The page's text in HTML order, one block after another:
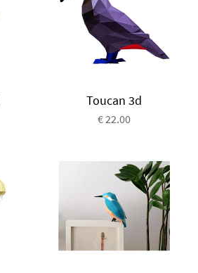
Toucan 3d
€ 22.00